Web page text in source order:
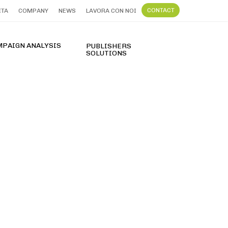
COMPANY NEWS LAVORA CON NOI CONTACT
ANALYSIS
PUBLISHERS
SOLUTIONS